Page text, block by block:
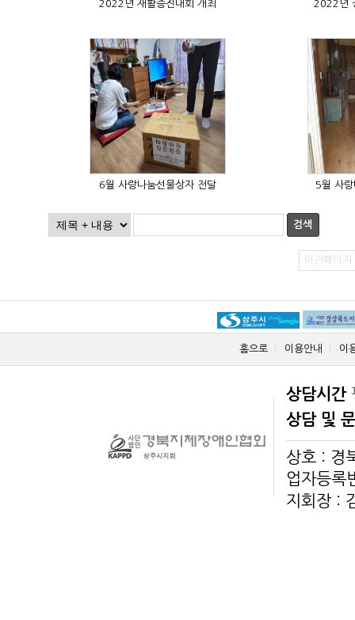
2022년 재활증진대회 개최 2022년
6월 사랑나눔선물상자 전달 5월 사
검색
이전페이지
홈으로 이용안내 이
상담시간
상담 및
상호 : 경
업자등
지회장 :